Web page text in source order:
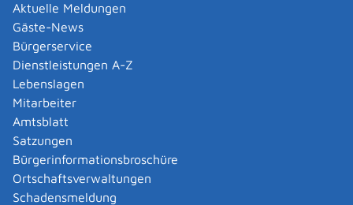
Aktuelle Meldungen
Gäste-News
Bürgerservice
Dienstleistungen A-Z
Lebenslagen
Mitarbeiter
Amtsblatt
Satzungen
Bürgerinformationsbroschüre
Ortschaftsverwaltungen
Schadensmeldung
Gastronomie
Pizzeria - Ristorante Da Pino
Sportheim TSV Undingen
Beschreibung
Wir bieten Ihnen frische italienische Spezialitäten und Pizza,
auch zum Mitnehmen. Ausgewählte Fleisch- und Fischgerichte